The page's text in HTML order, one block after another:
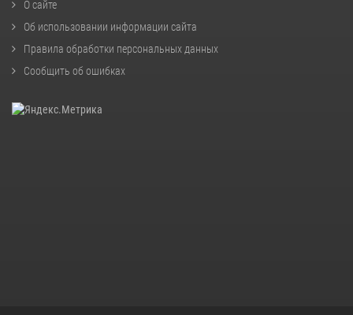
О сайте
Об использовании информации сайта
Правила обработки персональных данных
Сообщить об ошибках